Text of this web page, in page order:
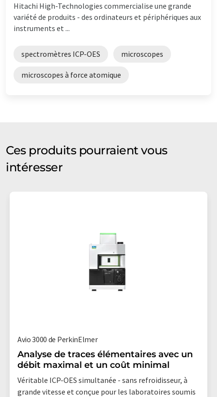
Hitachi High-Technologies commercialise une grande
variété de produits - des ordinateurs et périphériques aux
instruments et ...
spectromètres ICP-OES microscopes
microscopes à force atomique
Ces produits pourraient vous
intéresser
Avio 3000 de PerkinElmer
Analyse de traces élémentaires avec un
débit maximal et un coût minimal
Véritable ICP-OES simultanée - sans refroidisseur, à
grande vitesse et conçue pour les laboratoires soumis